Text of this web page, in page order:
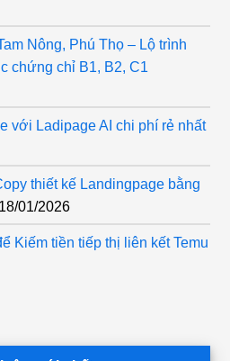
Nông, Phú Thọ – Lộ trình
chứng chỉ B1, B2, C1
với Ladipage AI chi phí rẻ nhất
thiết kế Landingpage bằng
18/01/2026
Kiếm tiền tiếp thị liên kết Temu